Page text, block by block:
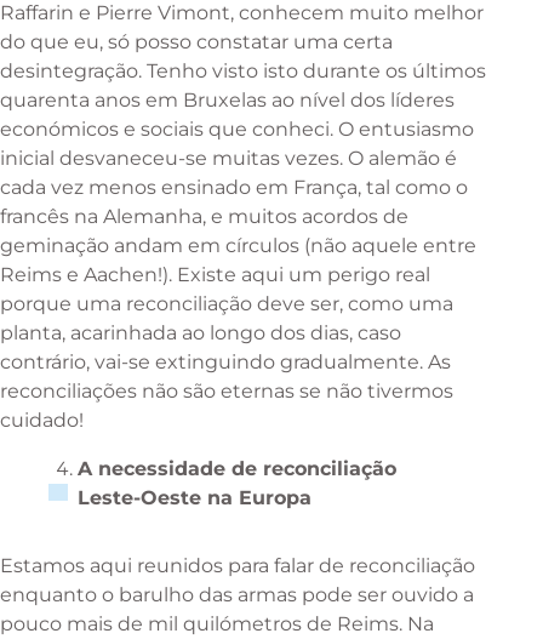
Raffarin e Pierre Vimont, conhecem muito melhor
do que eu, só posso constatar uma certa
desintegração. Tenho visto isto durante os últimos
quarenta anos em Bruxelas ao nível dos líderes
económicos e sociais que conheci. O entusiasmo
inicial desvaneceu-se muitas vezes. O alemão é
cada vez menos ensinado em França, tal como o
francês na Alemanha, e muitos acordos de
geminação andam em círculos (não aquele entre
Reims e Aachen!). Existe aqui um perigo real
porque uma reconciliação deve ser, como uma
planta, acarinhada ao longo dos dias, caso
contrário, vai-se extinguindo gradualmente. As
reconciliações não são eternas se não tivermos
cuidado!
A necessidade de reconciliação
Leste-Oeste na Europa
Estamos aqui reunidos para falar de reconciliação
enquanto o barulho das armas pode ser ouvido a
pouco mais de mil quilómetros de Reims. Na